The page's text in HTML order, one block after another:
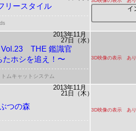
リースタイル イ
2013年11月
27日（水）
THE 鑑識官
たホシを追え！〜
3D映像の表示 あり
トムキャットシステム
2013年11月
21日（木）
つの森 3D映像の表示 あり